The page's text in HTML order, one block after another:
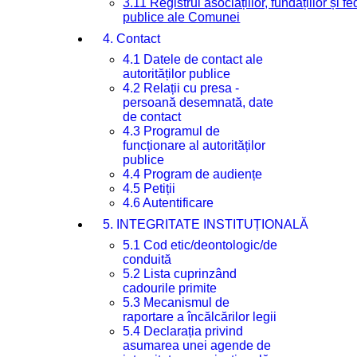
3.11 Registrul asociațiilor, fundațiilor și
publice ale Comunei
4. Contact
4.1 Datele de contact ale
autorităților publice
4.2 Relații cu presa -
persoană desemnată, date
de contact
4.3 Programul de
funcționare al autorităților
publice
4.4 Program de audiențe
4.5 Petiții
4.6 Autentificare
5. INTEGRITATE INSTITUȚIONALĂ
5.1 Cod etic/deontologic/de
conduită
5.2 Lista cuprinzând
cadourile primite
5.3 Mecanismul de
raportare a încălcărilor legii
5.4 Declarația privind
asumarea unei agende de